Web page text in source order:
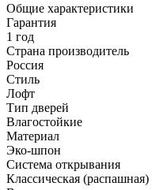
Общие характеристики
Гарантия
1 год
Страна производитель
Россия
Стиль
Лофт
Тип дверей
Влагостойкие
Материал
Эко-шпон
Система открывания
Классическая (распашная)